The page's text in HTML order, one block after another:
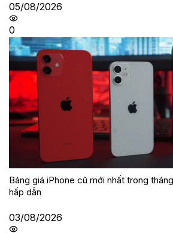
05/08/2026
0
Bảng giá iPhone cũ mới nhất trong
hấp dẫn
03/08/2026